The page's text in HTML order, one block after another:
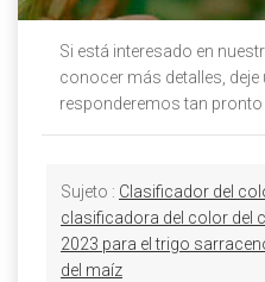
Si está interesado en
conocer más detalles, deje
responderemos tan
Sujeto : Clasificador del
clasificadora del color del
2023 para el trigo
del maíz